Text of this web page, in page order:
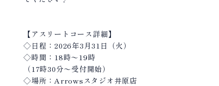
【アスリートコース詳細】
◇日程：2026年3月31日（火）
◇時間：18時〜19時
（17時30分〜受付開始）
◇場所：Arrowsスタジオ井原店